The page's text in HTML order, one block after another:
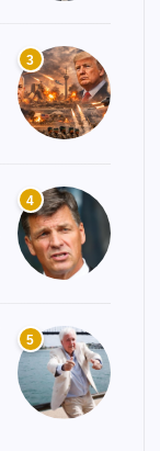
3
4
5